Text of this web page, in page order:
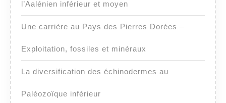
l’Aalénien inférieur et moyen
Une carrière au Pays des Pierres Dorées –
Exploitation, fossiles et minéraux
La diversification des échinodermes au
Paléozoïque inférieur